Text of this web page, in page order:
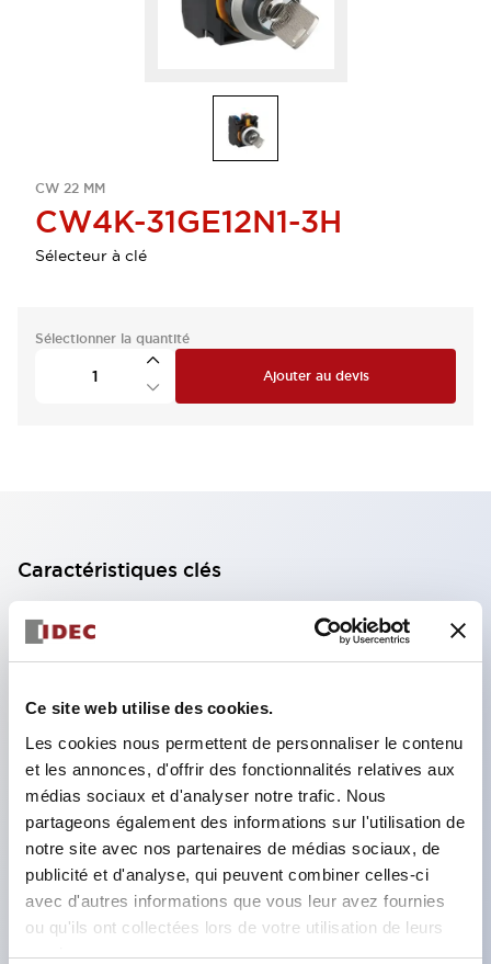
Ce site web utilise des cookies.
Les cookies nous permettent de personnaliser le contenu
et les annonces, d'offrir des fonctionnalités relatives aux
médias sociaux et d'analyser notre trafic. Nous
partageons également des informations sur l'utilisation de
notre site avec nos partenaires de médias sociaux, de
publicité et d'analyse, qui peuvent combiner celles-ci
avec d'autres informations que vous leur avez fournies
ou qu'ils ont collectées lors de votre utilisation de leurs
services.
CW 22 MM
CW4K-31GE12N1-3H
Sélecteur à clé
Sélectionner la quantité
Ajouter au devis
Caractéristiques clés
Bloc de contact à 2 étages avec 2 contacts,
permettant une configuration à 4 contacts
contact à 11 étages), 59,9 mm (*bloc de contact à
22 étages). Conception peu encombrante
possible.
Structure de sécurité de 3e génération :
déclenchement à 2 actions, garde intégrée,
structure de protection des doigts IP20.